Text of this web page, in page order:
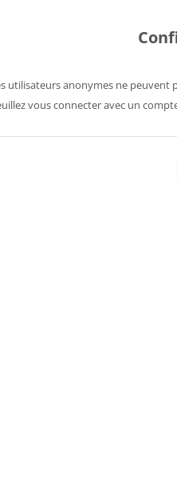
utilisateurs anonymes ne peuvent
vous connecter avec un